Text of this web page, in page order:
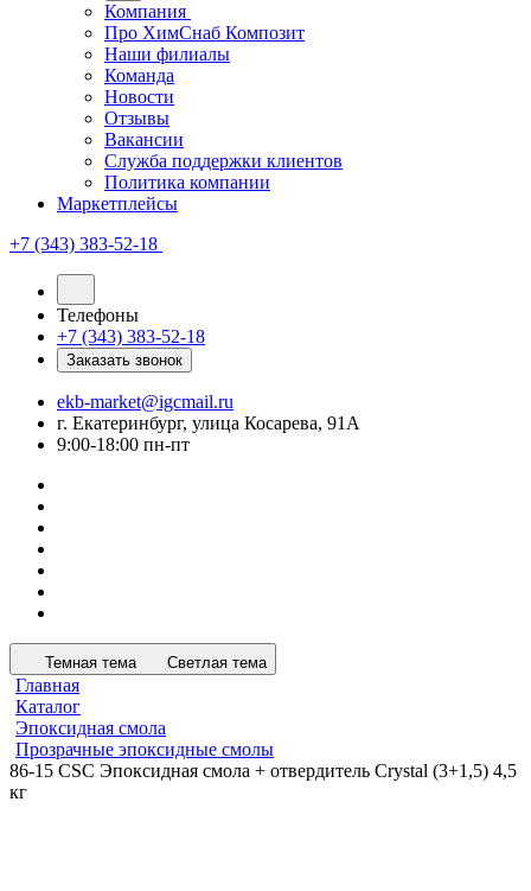
Компания
Про ХимСнаб Композит
Наши филиалы
Команда
Новости
Отзывы
Вакансии
Служба поддержки клиентов
Политика компании
Маркетплейсы
+7 (343) 383-52-18
Телефоны
+7 (343) 383-52-18
Заказать звонок
ekb-market@igcmail.ru
г. Екатеринбург, улица Косарева, 91А
9:00-18:00 пн-пт
Темная тема Светлая тема
Главная
Каталог
Эпоксидная смола
Прозрачные эпоксидные смолы
86-15 CSC Эпоксидная смола + отвердитель Crystal (3+1,5) 4,5
кг